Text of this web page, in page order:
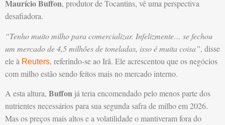
Maurício Buffon, produtor de Tocantins, vê uma perspectiva
desafiadora.
“Tenho muito milho para comercializar. Infelizmente… se fechou
um mercado de 4,5 milhões de toneladas, isso é muita coisa”, disse
ele à Reuters, referindo-se ao Irã. Ele acrescentou que os negócios
com milho estão sendo feitos mais no mercado interno.
A esta altura, Buffon já teria encomendado pelo menos parte dos
nutrientes necessários para sua segunda safra de milho em 2026.
Mas os preços mais altos e a volatilidade o mantiveram fora do